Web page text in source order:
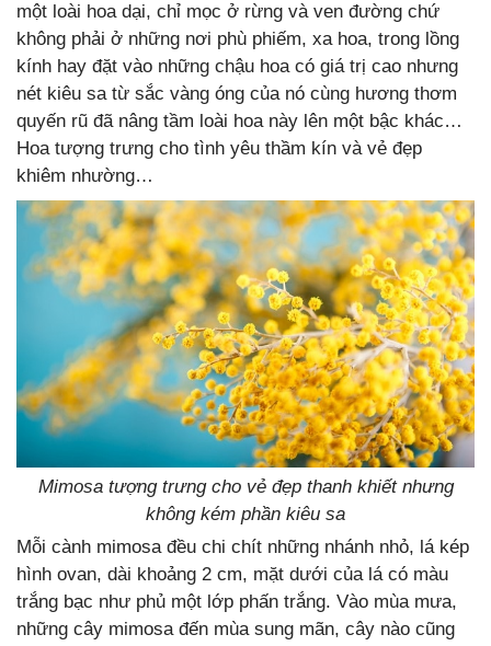
một loài hoa dại, chỉ mọc ở rừng và ven đường chứ
không phải ở những nơi phù phiếm, xa hoa, trong lồng
kính hay đặt vào những chậu hoa có giá trị cao nhưng
nét kiêu sa từ sắc vàng óng của nó cùng hương thơm
quyến rũ đã nâng tầm loài hoa này lên một bậc khác…
Hoa tượng trưng cho tình yêu thầm kín và vẻ đẹp
khiêm nhường…
Mimosa tượng trưng cho vẻ đẹp thanh khiết nhưng
không kém phần kiêu sa
Mỗi cành mimosa đều chi chít những nhánh nhỏ, lá kép
hình ovan, dài khoảng 2 cm, mặt dưới của lá có màu
trắng bạc như phủ một lớp phấn trắng. Vào mùa mưa,
những cây mimosa đến mùa sung mãn, cây nào cũng